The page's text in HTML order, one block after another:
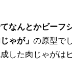
なんとかビーフ
ゃが」 の原型で
した肉じゃがは